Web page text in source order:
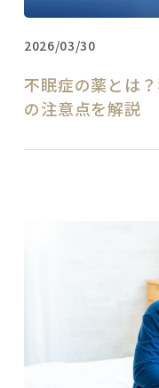
2026/03/30
不眠症の薬とは
の注意点を解説